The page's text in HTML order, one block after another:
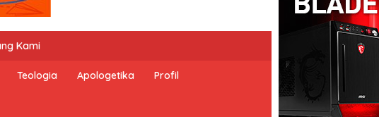
Kami
Teologia Apologetika Profil